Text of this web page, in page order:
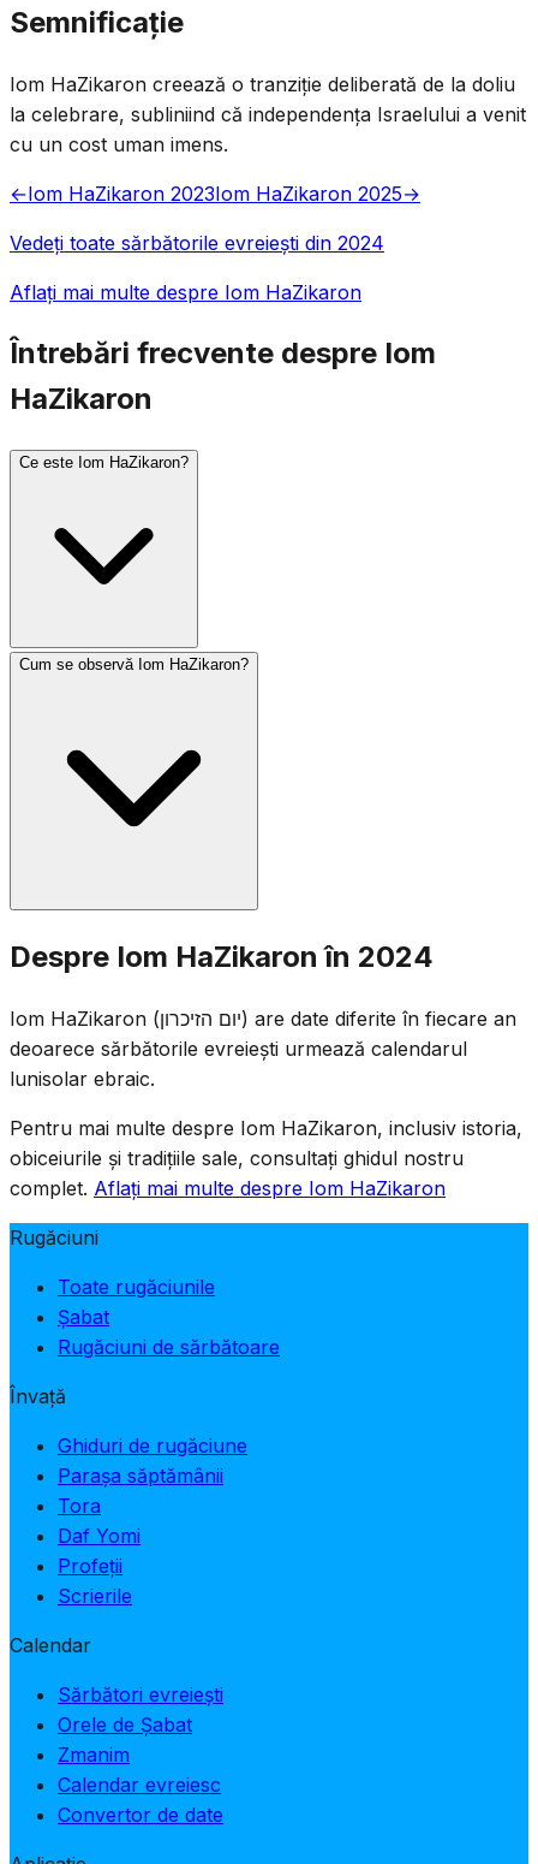
Semnificație
Iom HaZikaron creează o tranziție deliberată de la doliu
la celebrare, subliniind că independența Israelului a venit
cu un cost uman imens.
←Iom HaZikaron 2023Iom HaZikaron 2025→
Vedeți toate sărbătorile evreiești din 2024
Aflați mai multe despre Iom HaZikaron
Întrebări frecvente despre Iom
HaZikaron
Ce este Iom HaZikaron?
terorismului. O sirenă de un minut sună la ora 8 seara în
ajun, iar o sirenă de două minute sună la ora 11
dimineața a doua zi, timp în care întreaga țară stă în
Cum se observă Iom HaZikaron?
Ceremonii comemorative au loc la cimitirele militare din
toată țara, iar familiile vizitează mormintele soldaților
căzuți. Locurile de divertisment sunt închise prin lege, iar
televiziunea și radioul transmit programe comemorative.
Ziua este marcată prin adunări solemne, citirea numelor
Despre Iom HaZikaron în 2024
Iom HaZikaron (יום הזיכרון) are date diferite în fiecare an
deoarece sărbătorile evreiești urmează calendarul
lunisolar ebraic.
Pentru mai multe despre Iom HaZikaron, inclusiv istoria,
obiceiurile și tradițiile sale, consultați ghidul nostru
complet. Aflați mai multe despre Iom HaZikaron
Rugăciuni
Toate rugăciunile
Șabat
Rugăciuni de sărbătoare
Învață
Ghiduri de rugăciune
Parașa săptămânii
Tora
Daf Yomi
Profeții
Scrierile
Calendar
Sărbători evreiești
Orele de Șabat
Zmanim
Calendar evreiesc
Convertor de date